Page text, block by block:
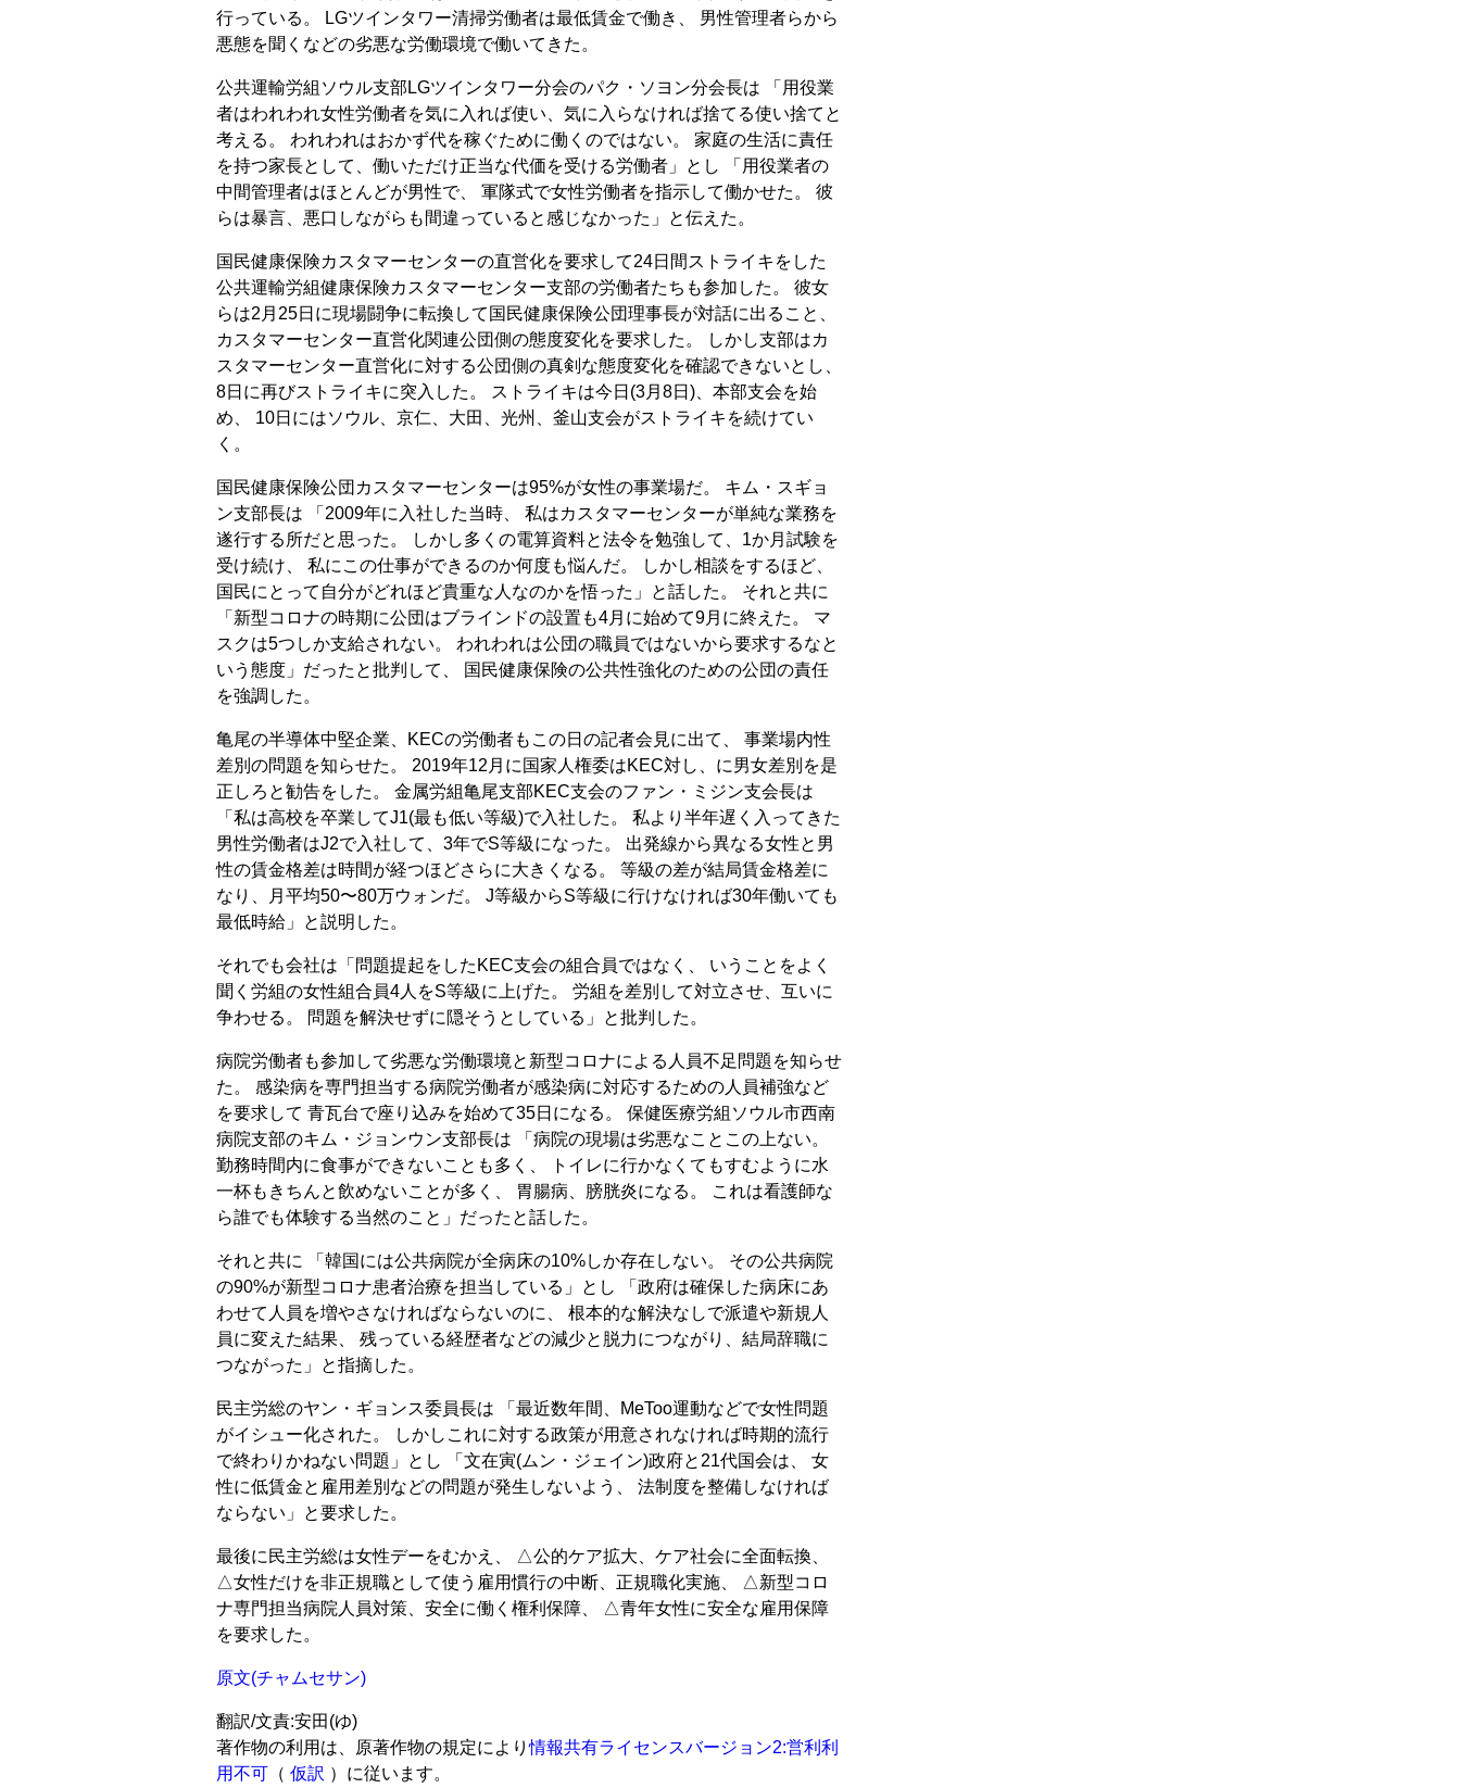
行っている。 LGツインタワー清掃労働者は最低賃金で働き、 男性管理者らから
悪態を聞くなどの劣悪な労働環境で働いてきた。
公共運輸労組ソウル支部LGツインタワー分会のパク・ソヨン分会長は 「用役業
者はわれわれ女性労働者を気に入れば使い、気に入らなければ捨てる使い捨てと
考える。 われわれはおかず代を稼ぐために働くのではない。 家庭の生活に責任
を持つ家長として、働いただけ正当な代価を受ける労働者」とし 「用役業者の
中間管理者はほとんどが男性で、 軍隊式で女性労働者を指示して働かせた。 彼
らは暴言、悪口しながらも間違っていると感じなかった」と伝えた。
国民健康保険カスタマーセンターの直営化を要求して24日間ストライキをした
公共運輸労組健康保険カスタマーセンター支部の労働者たちも参加した。 彼女
らは2月25日に現場闘争に転換して国民健康保険公団理事長が対話に出ること、
カスタマーセンター直営化関連公団側の態度変化を要求した。 しかし支部はカ
スタマーセンター直営化に対する公団側の真剣な態度変化を確認できないとし、
8日に再びストライキに突入した。 ストライキは今日(3月8日)、本部支会を始
め、 10日にはソウル、京仁、大田、光州、釜山支会がストライキを続けてい
く。
国民健康保険公団カスタマーセンターは95%が女性の事業場だ。 キム・スギョ
ン支部長は 「2009年に入社した当時、 私はカスタマーセンターが単純な業務を
遂行する所だと思った。 しかし多くの電算資料と法令を勉強して、1か月試験を
受け続け、 私にこの仕事ができるのか何度も悩んだ。 しかし相談をするほど、
国民にとって自分がどれほど貴重な人なのかを悟った」と話した。 それと共に
「新型コロナの時期に公団はブラインドの設置も4月に始めて9月に終えた。 マ
スクは5つしか支給されない。 われわれは公団の職員ではないから要求するなと
いう態度」だったと批判して、 国民健康保険の公共性強化のための公団の責任
を強調した。
亀尾の半導体中堅企業、KECの労働者もこの日の記者会見に出て、 事業場内性
差別の問題を知らせた。 2019年12月に国家人権委はKEC対し、に男女差別を是
正しろと勧告をした。 金属労組亀尾支部KEC支会のファン・ミジン支会長は
「私は高校を卒業してJ1(最も低い等級)で入社した。 私より半年遅く入ってきた
男性労働者はJ2で入社して、3年でS等級になった。 出発線から異なる女性と男
性の賃金格差は時間が経つほどさらに大きくなる。 等級の差が結局賃金格差に
なり、月平均50〜80万ウォンだ。 J等級からS等級に行けなければ30年働いても
最低時給」と説明した。
それでも会社は「問題提起をしたKEC支会の組合員ではなく、 いうことをよく
聞く労組の女性組合員4人をS等級に上げた。 労組を差別して対立させ、互いに
争わせる。 問題を解決せずに隠そうとしている」と批判した。
病院労働者も参加して劣悪な労働環境と新型コロナによる人員不足問題を知らせ
た。 感染病を専門担当する病院労働者が感染病に対応するための人員補強など
を要求して 青瓦台で座り込みを始めて35日になる。 保健医療労組ソウル市西南
病院支部のキム・ジョンウン支部長は 「病院の現場は劣悪なことこの上ない。
勤務時間内に食事ができないことも多く、 トイレに行かなくてもすむように水
一杯もきちんと飲めないことが多く、 胃腸病、膀胱炎になる。 これは看護師な
ら誰でも体験する当然のこと」だったと話した。
それと共に 「韓国には公共病院が全病床の10%しか存在しない。 その公共病院
の90%が新型コロナ患者治療を担当している」とし 「政府は確保した病床にあ
わせて人員を増やさなければならないのに、 根本的な解決なしで派遣や新規人
員に変えた結果、 残っている経歴者などの減少と脱力につながり、結局辞職に
つながった」と指摘した。
民主労総のヤン・ギョンス委員長は 「最近数年間、MeToo運動などで女性問題
がイシュー化された。 しかしこれに対する政策が用意されなければ時期的流行
で終わりかねない問題」とし 「文在寅(ムン・ジェイン)政府と21代国会は、 女
性に低賃金と雇用差別などの問題が発生しないよう、 法制度を整備しなければ
ならない」と要求した。
最後に民主労総は女性デーをむかえ、 △公的ケア拡大、ケア社会に全面転換、
△女性だけを非正規職として使う雇用慣行の中断、正規職化実施、 △新型コロ
ナ専門担当病院人員対策、安全に働く権利保障、 △青年女性に安全な雇用保障
を要求した。
原文(チャムセサン)
翻訳/文責:安田(ゆ)
著作物の利用は、原著作物の規定により情報共有ライセンスバージョン2:営利利
用不可 （仮訳 ）に従います。